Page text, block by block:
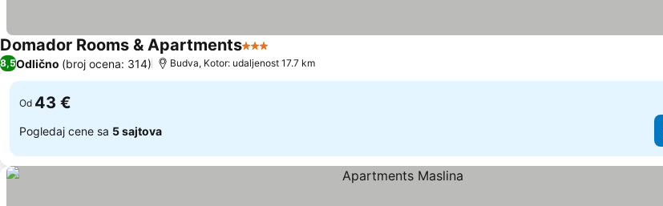
Domador Rooms & Apartments3 Zvezdice
8,5Odlično (broj ocena: 314) Budva, Kotor: udaljenost 17.7 km
Od 43 €
Pogledaj cene sa 5 sajtova